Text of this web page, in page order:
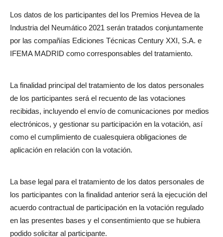
Los datos de los participantes del los Premios Hevea de la
Industria del Neumático 2021 serán tratados conjuntamente
por las compañías Ediciones Técnicas Century XXI, S.A. e
IFEMA MADRID como corresponsables del tratamiento.
La finalidad principal del tratamiento de los datos personales
de los participantes será el recuento de las votaciones
recibidas, incluyendo el envío de comunicaciones por medios
electrónicos, y gestionar su participación en la votación, así
como el cumplimiento de cualesquiera obligaciones de
aplicación en relación con la votación.
La base legal para el tratamiento de los datos personales de
los participantes con la finalidad anterior será la ejecución del
acuerdo contractual de participación en la votación regulado
en las presentes bases y el consentimiento que se hubiera
podido solicitar al participante.